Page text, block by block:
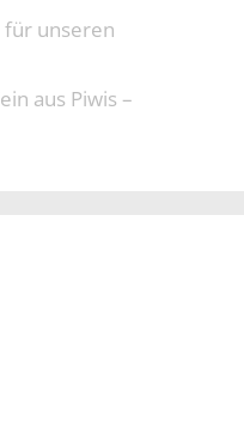
unseren
aus Piwis –